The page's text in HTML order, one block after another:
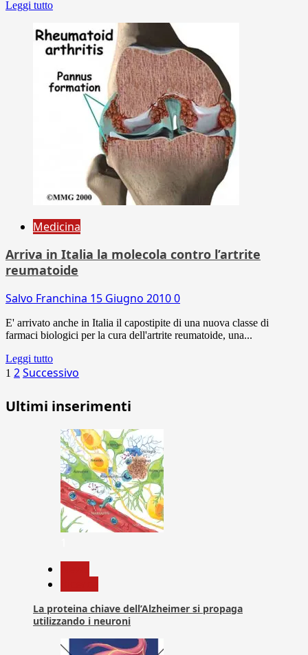
Leggi tutto
Medicina
Arriva in Italia la molecola contro l’artrite
reumatoide
Salvo Franchina 15 Giugno 20100
E' arrivato anche in Italia il capostipite di una nuova classe di
farmaci biologici per la cura dell'artrite reumatoide, una...
Leggi tutto
Paginazione
degli
articoli
1 2Successivo
Ultimi inserimenti
La proteina chiave dell’Alzheimer si propaga
utilizzando i neuroni